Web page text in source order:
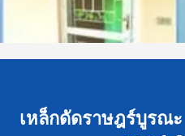
เหล็กดัดราษฎร์บูรณ